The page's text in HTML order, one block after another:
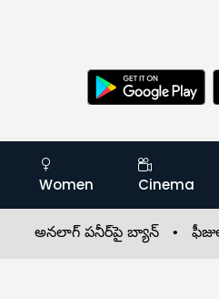
Women Cinema
అనలాగ్ పనీర్‌పై బ్యాన్ •ఫీజుల